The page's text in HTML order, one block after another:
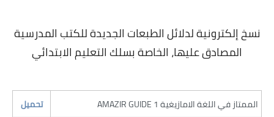
نسخ إلكترونية لدلائل الطبعات الجديدة للكتب المدرسية
المصادق عليها، الخاصة بسلك التعليم الابتدائي
​تحميل
​AMAZIR GUIDE 1 الممتاز في اللغة الامازيغية